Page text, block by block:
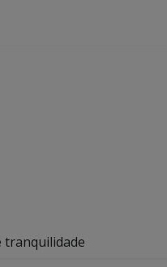
tranquilidade